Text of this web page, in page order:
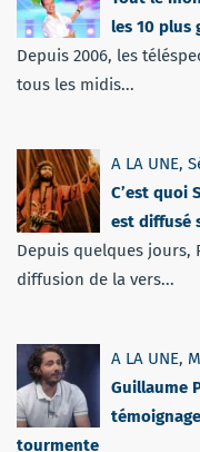
les 10 plus
Depuis 2006, les
tous les midis...
A LA UNE,
C’est quoi
est diffusé
Depuis quelques jours,
diffusion de la vers...
A LA UNE,
Guillaume
tourmente